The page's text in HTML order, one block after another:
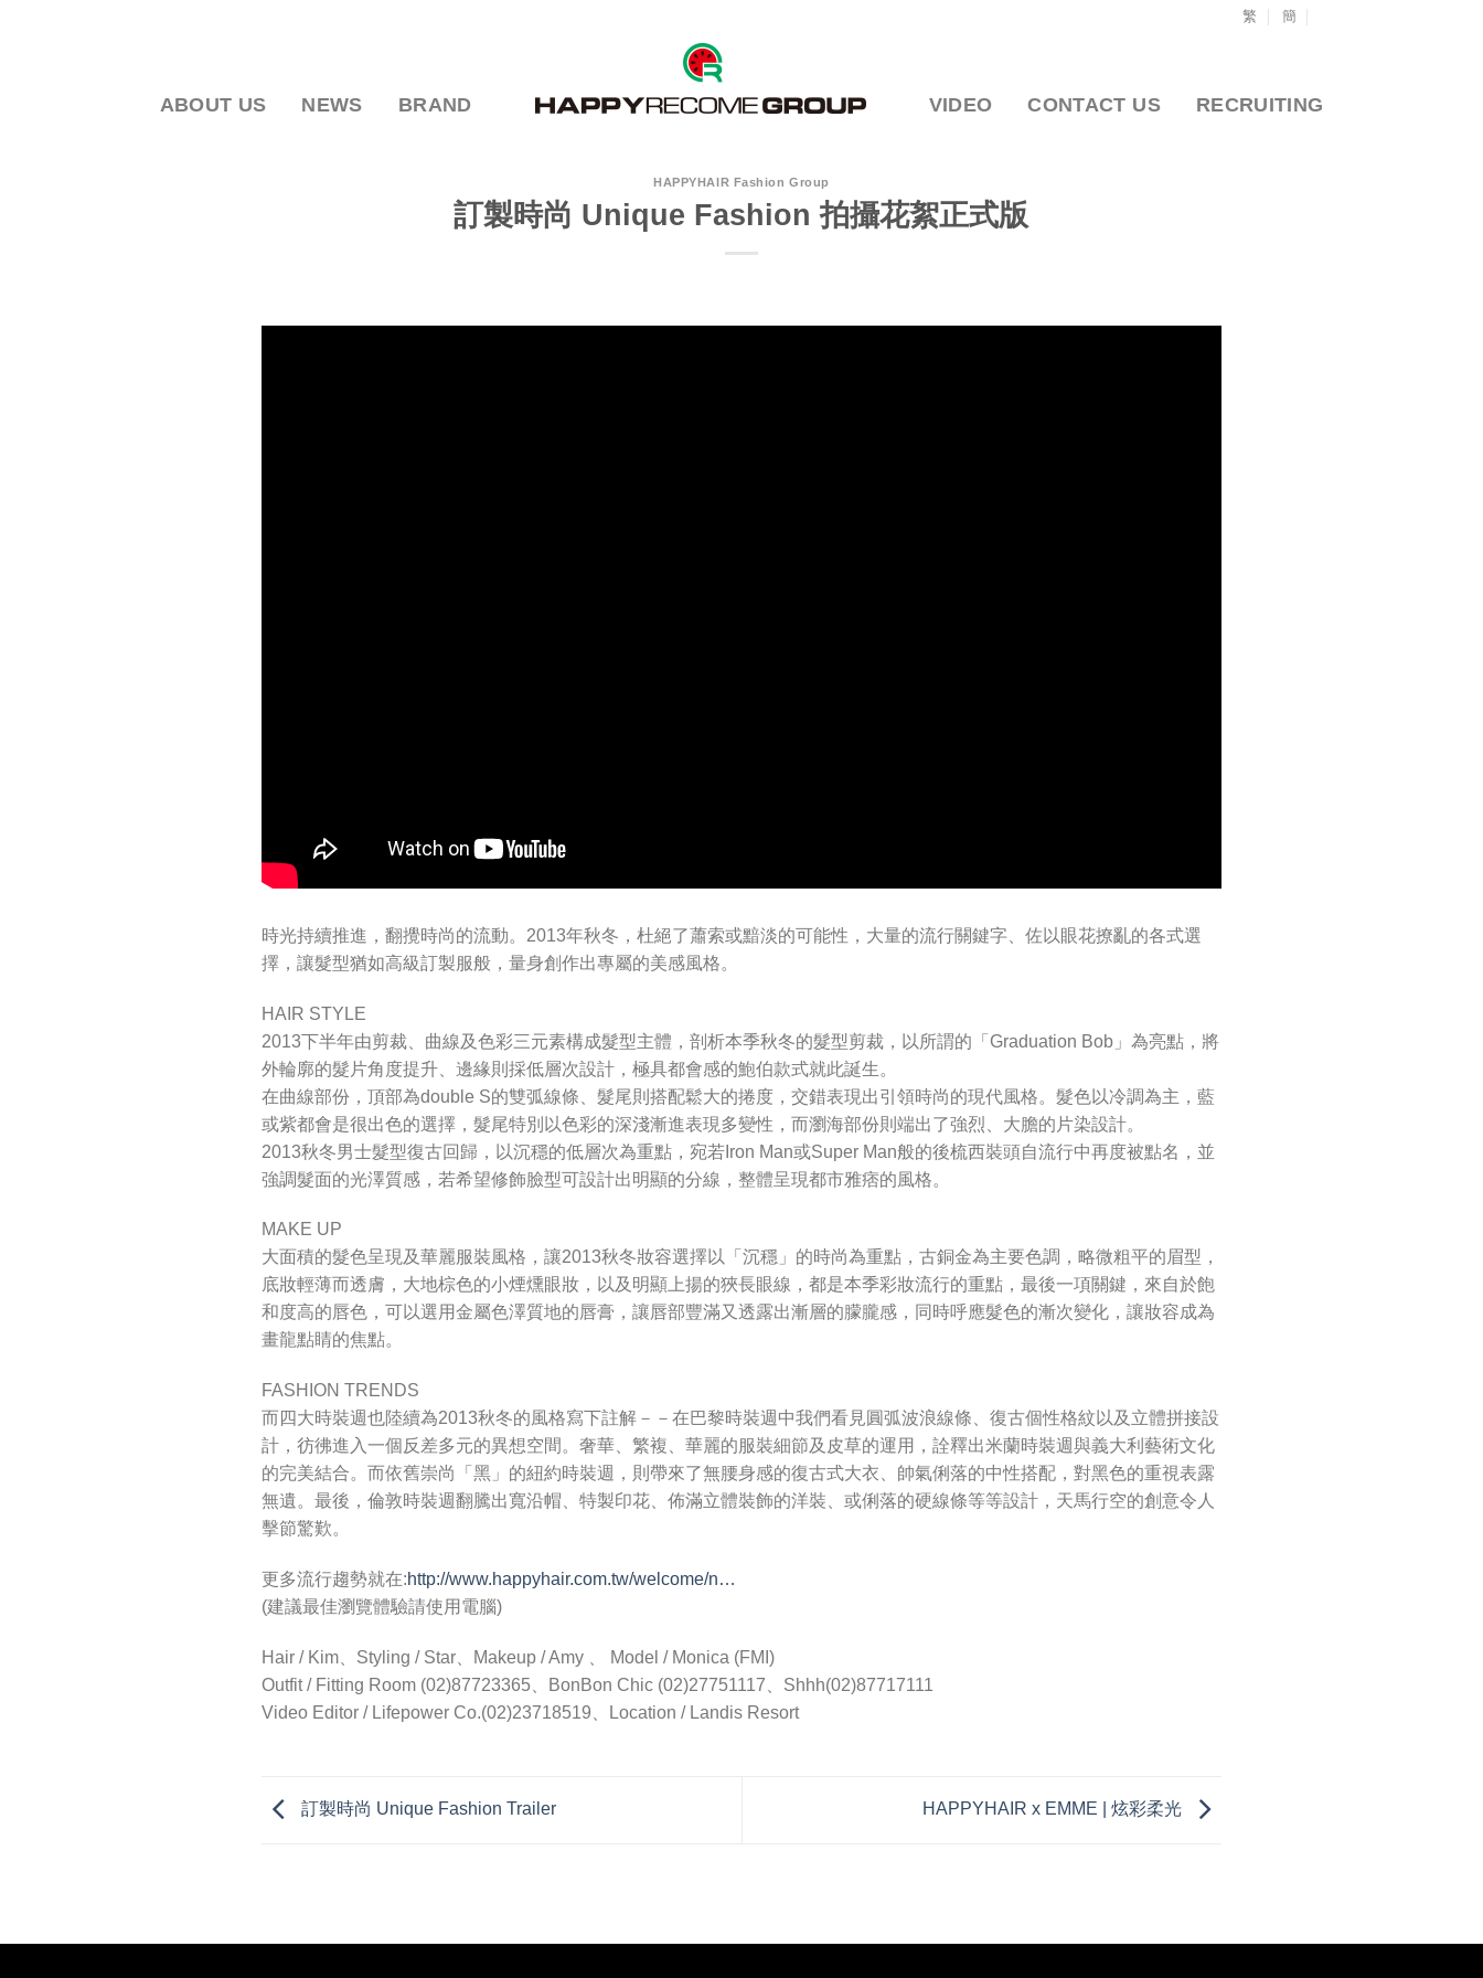
繁 簡
ABOUT US NEWS BRAND VIDEO CONTACT US RECRUITING
HAPPYHAIR Fashion Group
訂製時尚 Unique Fashion 拍攝花絮正式版
時光持續推進，翻攪時尚的流動。2013年秋冬，杜絕了蕭索或黯淡的可能性，大量的流行關鍵字、佐以眼花撩亂的各式選
擇，讓髮型猶如高級訂製服般，量身創作出專屬的美感風格。
HAIR STYLE
2013下半年由剪裁、曲線及色彩三元素構成髮型主體，剖析本季秋冬的髮型剪裁，以所謂的「Graduation Bob」為亮點，將
外輪廓的髮片角度提升、邊緣則採低層次設計，極具都會感的鮑伯款式就此誕生。
在曲線部份，頂部為double S的雙弧線條、髮尾則搭配鬆大的捲度，交錯表現出引領時尚的現代風格。髮色以冷調為主，藍
或紫都會是很出色的選擇，髮尾特別以色彩的深淺漸進表現多變性，而瀏海部份則端出了強烈、大膽的片染設計。
2013秋冬男士髮型復古回歸，以沉穩的低層次為重點，宛若Iron Man或Super Man般的後梳西裝頭自流行中再度被點名，並
強調髮面的光澤質感，若希望修飾臉型可設計出明顯的分線，整體呈現都市雅痞的風格。
MAKE UP
大面積的髮色呈現及華麗服裝風格，讓2013秋冬妝容選擇以「沉穩」的時尚為重點，古銅金為主要色調，略微粗平的眉型，
底妝輕薄而透膚，大地棕色的小煙燻眼妝，以及明顯上揚的狹長眼線，都是本季彩妝流行的重點，最後一項關鍵，來自於飽
和度高的唇色，可以選用金屬色澤質地的唇膏，讓唇部豐滿又透露出漸層的朦朧感，同時呼應髮色的漸次變化，讓妝容成為
畫龍點睛的焦點。
FASHION TRENDS
而四大時裝週也陸續為2013秋冬的風格寫下註解－－在巴黎時裝週中我們看見圓弧波浪線條、復古個性格紋以及立體拼接設
計，彷彿進入一個反差多元的異想空間。奢華、繁複、華麗的服裝細節及皮草的運用，詮釋出米蘭時裝週與義大利藝術文化
的完美結合。而依舊崇尚「黑」的紐約時裝週，則帶來了無腰身感的復古式大衣、帥氣俐落的中性搭配，對黑色的重視表露
無遺。最後，倫敦時裝週翻騰出寬沿帽、特製印花、佈滿立體裝飾的洋裝、或俐落的硬線條等等設計，天馬行空的創意令人
擊節驚歎。
更多流行趨勢就在:http://www.happyhair.com.tw/welcome/n…
(建議最佳瀏覽體驗請使用電腦)
Hair / Kim、Styling / Star、Makeup / Amy 、 Model / Monica (FMI)
Outfit / Fitting Room (02)87723365、BonBon Chic (02)27751117、Shhh(02)87717111
Video Editor / Lifepower Co.(02)23718519、Location / Landis Resort
訂製時尚 Unique Fashion Trailer HAPPYHAIR x EMME | 炫彩柔光